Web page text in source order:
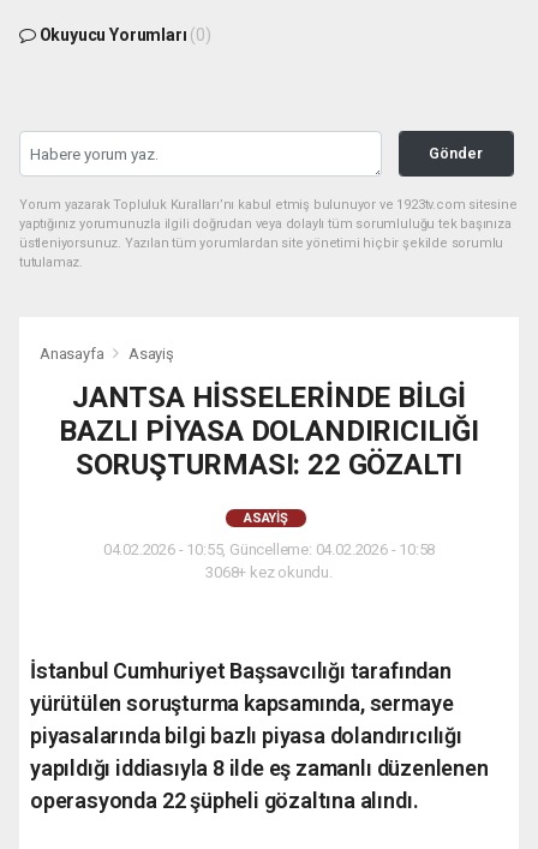
Okuyucu Yorumları (0)
Gönder
Yorum yazarak Topluluk Kuralları’nı kabul etmiş bulunuyor ve 1923tv.com sitesine
yaptığınız yorumunuzla ilgili doğrudan veya dolaylı tüm sorumluluğu tek başınıza
üstleniyorsunuz. Yazılan tüm yorumlardan site yönetimi hiçbir şekilde sorumlu
tutulamaz.
Anasayfa Asayiş
JANTSA HİSSELERİNDE BİLGİ
BAZLI PİYASA DOLANDIRICILIĞI
SORUŞTURMASI: 22 GÖZALTI
ASAYIŞ
04.02.2026 - 10:55, Güncelleme: 04.02.2026 - 10:58
3068+ kez okundu.
İstanbul Cumhuriyet Başsavcılığı tarafından
yürütülen soruşturma kapsamında, sermaye
piyasalarında bilgi bazlı piyasa dolandırıcılığı
yapıldığı iddiasıyla 8 ilde eş zamanlı düzenlenen
operasyonda 22 şüpheli gözaltına alındı.